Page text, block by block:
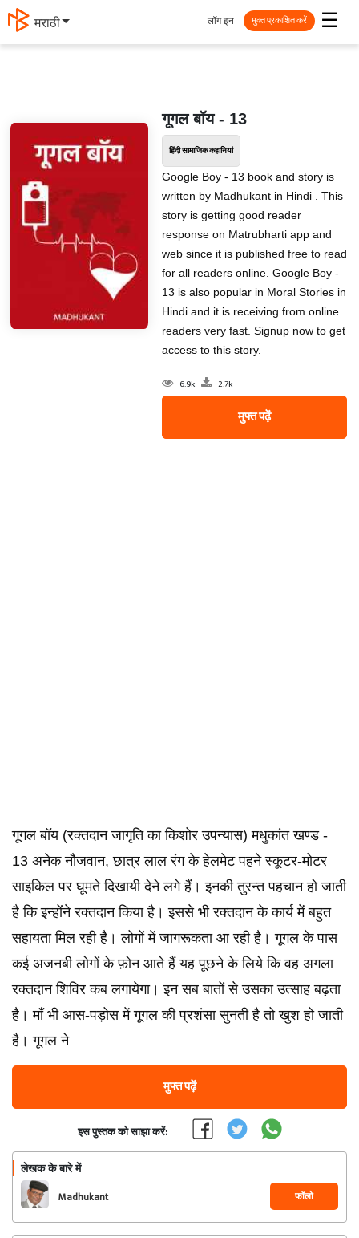
मराठी ☰
लॉग इन मुक्त प्रकाशित करें
गूगल बॉय - 13
हिंदी सामाजिक कहानियां
Google Boy - 13 book and story is
written by Madhukant in Hindi . This
story is getting good reader
response on Matrubharti app and
web since it is published free to read
for all readers online. Google Boy -
13 is also popular in Moral Stories in
Hindi and it is receiving from online
readers very fast. Signup now to get
access to this story.
6.9k 2.7k
मुफ्त पढ़ें
गूगल बॉय (रक्तदान जागृति का किशोर उपन्यास) मधुकांत खण्ड -
13 अनेक नौजवान, छात्र लाल रंग के हेलमेट पहने स्कूटर-मोटर
साइकिल पर घूमते दिखायी देने लगे हैं। इनकी तुरन्त पहचान हो जाती
है कि इन्होंने रक्तदान किया है। इससे भी रक्तदान के कार्य में बहुत
सहायता मिल रही है। लोगों में जागरूकता आ रही है। गूगल के पास
कई अजनबी लोगों के फ़ोन आते हैं यह पूछने के लिये कि वह अगला
रक्तदान शिविर कब लगायेगा। इन सब बातों से उसका उत्साह बढ़ता
है। माँ भी आस-पड़ोस में गूगल की प्रशंसा सुनती है तो खुश हो जाती
है। गूगल ने
मुफ्त पढ़ें
इस पुस्तक को साझा करें:
लेखक के बारे में
Madhukant फॉलो